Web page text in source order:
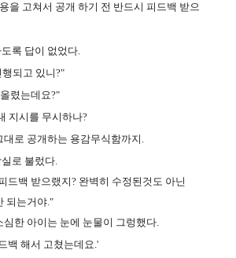
을 고쳐서 공개 하기 전 반드시 피드백 받으
록 답이 없었다.
되고 있니?"
렸는데요?"
지시를 무시하나?
대로 공개하는 용감무식함까지.
로 불렀다.
드백 받으랬지? 완벽히 수정된것도 아닌
되는거야."
심한 아이는 눈에 눈물이 그렁했다.
백 해서 고쳤는데요.'